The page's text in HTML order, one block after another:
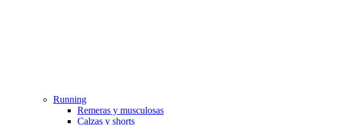
Running
Remeras y musculosas
Calzas y shorts